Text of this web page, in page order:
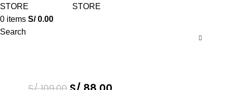
0 items S/0.00
Search